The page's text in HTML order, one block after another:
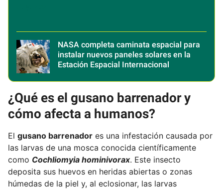
NASA completa caminata espacial para
instalar nuevos paneles solares en la
Estación Espacial Internacional
¿Qué es el gusano barrenador y
cómo afecta a humanos?
El gusano barrenador es una infestación causada por
las larvas de una mosca conocida científicamente
como Cochliomyia hominivorax. Este insecto
deposita sus huevos en heridas abiertas o zonas
húmedas de la piel y, al eclosionar, las larvas